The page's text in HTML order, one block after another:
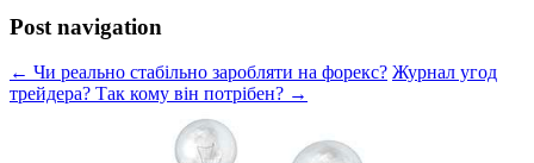
Post navigation
← Чи реально стабільно заробляти на форекс? Журнал угод
трейдера? Так кому він потрібен? →